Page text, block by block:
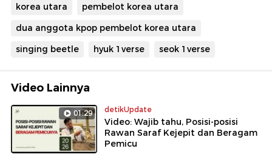
seorang pembelot Korea Utara. Simak kisah mereka
yang melarikan diri dari Korea Utara dan kini debut
sebagai idol K-Pop!
Tonton berita video lainnya di sini...
korea utara
pembelot korea utara
dua anggota kpop pembelot korea utara
singing beetle
hyuk 1verse seok 1verse
Video Lainnya
01:29 detikUpdate
Video: Wajib tahu, Posisi-posisi
Rawan Saraf Kejepit dan Beragam
Pemicu